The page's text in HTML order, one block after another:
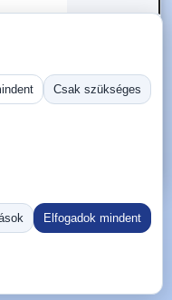
fejű csavar M3 10 mm
Csak szükséges
Elfogadok mindent